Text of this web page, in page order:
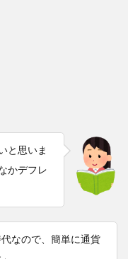
と思いま
かデフレ
なので、簡単に通貨